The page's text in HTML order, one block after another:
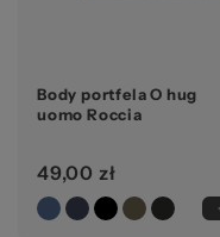
Body portfela O hug
uomo Roccia
49,00 zł